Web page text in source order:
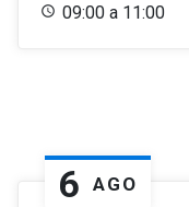
09:00 a 11:00
6 AGO